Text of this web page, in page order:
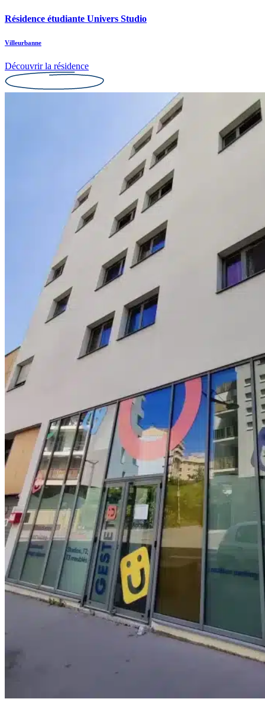
Résidence étudiante Univers Studio
Villeurbanne
Découvrir la résidence